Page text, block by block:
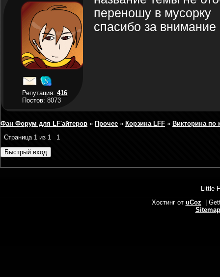
Репутация:416
Постов: 8073
переношу в мусорку
спасибо за внимание
Фан Форум для LF'айтеров » Прочее » Корзина LFF » Викторина по
Страница 1 из 1 1
Little
Хостинг от uCoz
|